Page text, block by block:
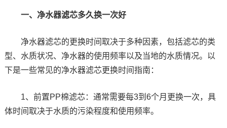
一、净水器滤芯多久换一次好
净水器滤芯的更换时间取决于多种因素，包括滤芯的类
型、水质状况、净水器的使用频率以及当地的水质情况。以
下是一些常见的净水器滤芯更换时间指南：
1、前置PP棉滤芯：通常需要每3到6个月更换一次，具
体时间取决于水质的污染程度和使用频率。